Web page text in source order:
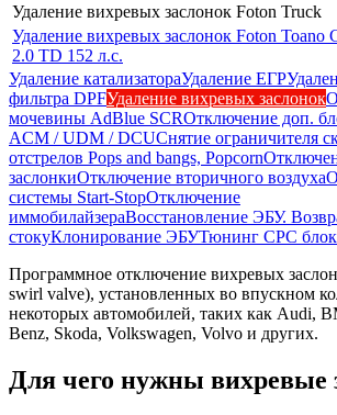
Удаление вихревых заслонок Foton Truck
Удаление вихревых заслонок Foton Toano
2.0 TD 152 л.с.
Удаление катализатораУдаление ЕГР
фильтра DPFУдаление вихревых заслонок
мочевины AdBlue SCRОтключение доп.
ACM / UDM / DCUСнятие ограничителя
отстрелов Pops and bangs, Popcorn
заслонкиОтключение вторичного воздуха
системы Start-StopОтключение
иммобилайзераВосстановление ЭБУ.
стокуКлонирование ЭБУТюнинг CPC
Программное отключение вихревых
swirl valve), установленных во впускном
некоторых автомобилей, таких как Audi,
Benz, Skoda, Volkswagen, Volvo и других.
Для чего нужны вихревые